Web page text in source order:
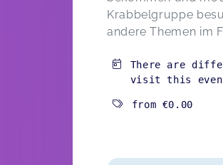
danke Mel.
Mama macht... Party
Krabbelgruppe
andere Themen im
There are
visit this
from €0.00